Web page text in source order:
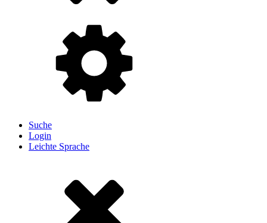
Suche
Login
Leichte Sprache